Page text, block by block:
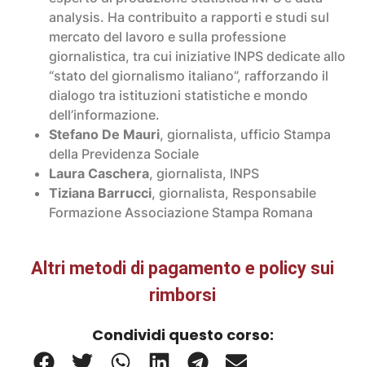
analysis. Ha contribuito a rapporti e studi sul
mercato del lavoro e sulla professione
giornalistica, tra cui iniziative INPS dedicate allo
“stato del giornalismo italiano”, rafforzando il
dialogo tra istituzioni statistiche e mondo
dell’informazione.
Stefano De Mauri, giornalista, ufficio Stampa
della Previdenza Sociale
Laura Caschera, giornalista, INPS
Tiziana Barrucci, giornalista, Responsabile
Formazione Associazione Stampa Romana
Altri metodi di pagamento e policy sui
rimborsi
Condividi questo corso: